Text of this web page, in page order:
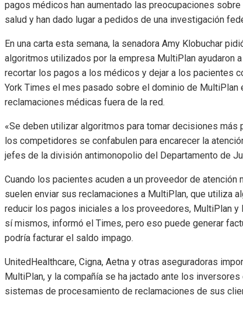
pagos médicos han aumentado las preocupaciones
salud y han dado lugar a pedidos de una investigación
En una carta esta semana, la senadora Amy Klobuchar
algoritmos utilizados por la empresa MultiPlan ayudaron
recortar los pagos a los médicos y dejar a los pacientes
York Times el mes pasado sobre el dominio de
reclamaciones médicas fuera de la red.
«Se deben utilizar algoritmos para tomar decisiones
los competidores se confabulen para encarecer la
jefes de la división antimonopolio del Departamento de
Cuando los pacientes acuden a un proveedor de
suelen enviar sus reclamaciones a MultiPlan, que utiliza
reducir los pagos iniciales a los proveedores, MultiPlan
sí mismos, informó el Times, pero eso puede generar
podría facturar el saldo impago.
UnitedHealthcare, Cigna, Aetna y otras aseguradoras
MultiPlan, y la compañía se ha jactado ante los
sistemas de procesamiento de reclamaciones de sus